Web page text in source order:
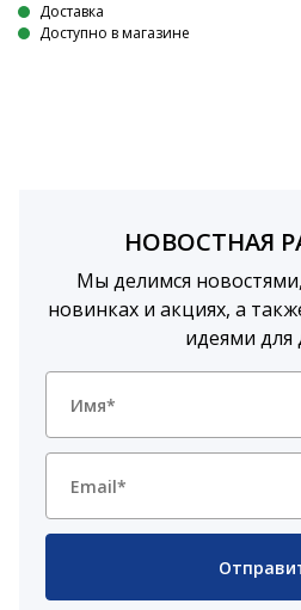
Доставка
Доступно в магазине
НОВОСТНАЯ
Мы делимся
новинках и акциях, а
идеями для